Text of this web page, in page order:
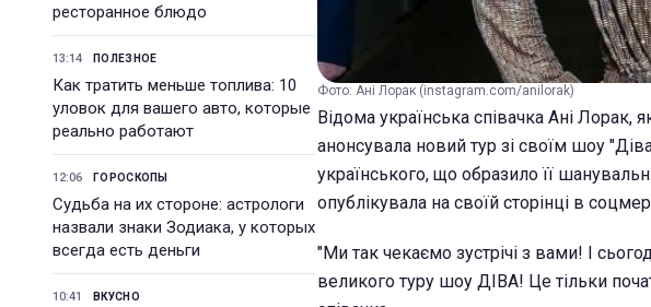
ресторанное блюдо
13:14 ПОЛЕЗНОЕ
Как тратить меньше топлива: 10
уловок для вашего авто, которые
реально работают
12:06 ГОРОСКОПЫ
Судьба на их стороне: астрологи
назвали знаки Зодиака, у которых
всегда есть деньги
10:41 ВКУСНО
Фото: Ані Лорак (instagram.com/anilorak)
Відома українська співачка Ані Лорак,
анонсувала новий тур зі своїм шоу
українського, що образило її
опублікувала на своїй сторінці в
"Ми так чекаємо зустрічі з вами! І
великого туру шоу ДІВА! Це тільки